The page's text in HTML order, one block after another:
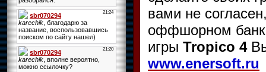
вами не
оффшорном
игры Tropico 4
www.enersoft.ru